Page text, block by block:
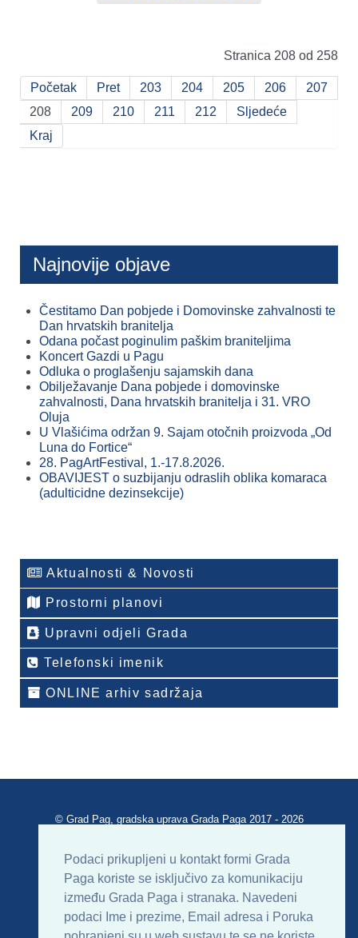
Podaci prikupljeni u kontakt formi Grada
Paga koriste se isključivo za komunikaciju
između Grada Paga i stranaka. Navedeni
podaci Ime i prezime, Email adresa i Poruka
Stranica 208 od 258
Početak Pret 203 204 205 206
207
208
209 210 211 212
Sljedeće
Kraj
Najnovije objave
Čestitamo Dan pobjede i Domovinske zahvalnosti te
Dan hrvatskih branitelja
Odana počast poginulim paškim braniteljima
Koncert Gazdi u Pagu
Odluka o proglašenju sajamskih dana
Obilježavanje Dana pobjede i domovinske
zahvalnosti, Dana hrvatskih branitelja i 31. VRO
Oluja
U Vlašićima održan 9. Sajam otočnih proizvoda „Od
Luna do Fortice“
28. PagArtFestival, 1.-17.8.2026.
OBAVIJEST o suzbijanju odraslih oblika komaraca
(adulticidne dezinsekcije)
Aktualnosti & Novosti
Prostorni planovi
Upravni odjeli Grada
Telefonski imenik
ONLINE arhiv sadržaja
© Grad Pag, gradska uprava Grada Paga 2017 - 2026
Uvjeti korištenja Impressum
Kontakt
Sitemap
RSS